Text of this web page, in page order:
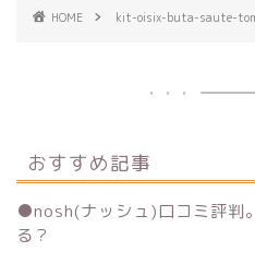
HOME kit-oisix-buta-saute-
おすすめ記事
●nosh(ナッシュ)口コミ評判
る？